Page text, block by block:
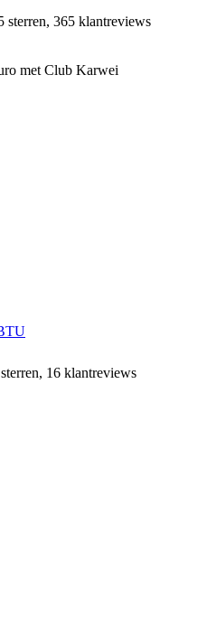
sterren, 365 klantreviews
met Club Karwei
16 klantreviews